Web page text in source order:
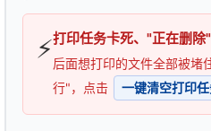
⚡打印任务卡死、"正在删除"
后面想打印的文件全部被堵
行"，点击
一键清空打印